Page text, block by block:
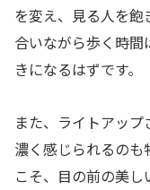
を変え、見る人を飽
合いながら歩く時間
きになるはずです。
また、ライトアッ
濃く感じられるのも
こそ、目の前の美